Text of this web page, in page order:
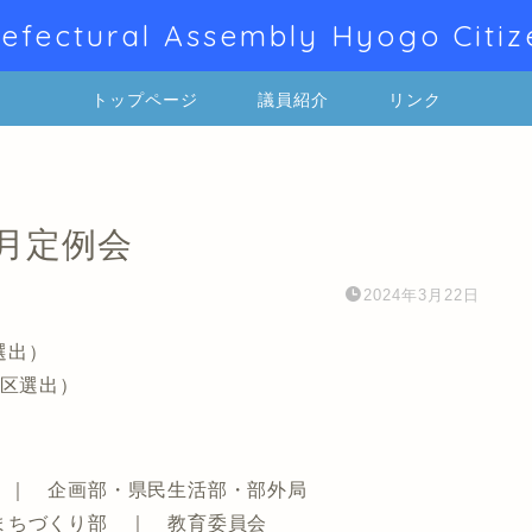
Assembly Hyogo
トップページ 議員紹介 リンク
定例会
2024年3月22日
）
出）
企画部・県民生活部・部外局
づくり部 ｜ 教育委員会